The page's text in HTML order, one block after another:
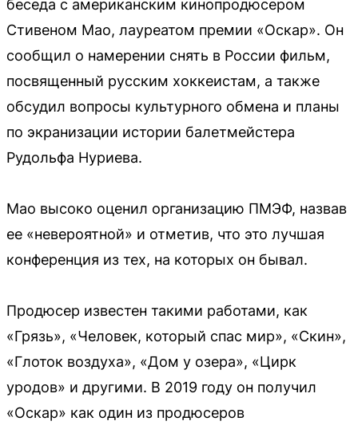
беседа с американским кинопродюсером
Стивеном Мао, лауреатом премии «Оскар». Он
сообщил о намерении снять в России фильм,
посвященный русским хоккеистам, а также
обсудил вопросы культурного обмена и планы
по экранизации истории балетмейстера
Рудольфа Нуриева.
Мао высоко оценил организацию ПМЭФ, назвав
ее «невероятной» и отметив, что это лучшая
конференция из тех, на которых он бывал.
Продюсер известен такими работами, как
«Грязь», «Человек, который спас мир», «Скин»,
«Глоток воздуха», «Дом у озера», «Цирк
уродов» и другими. В 2019 году он получил
«Оскар» как один из продюсеров